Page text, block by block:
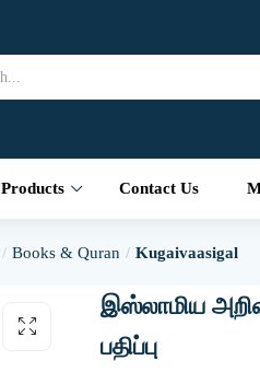
Products Contact Us
Books & Quran Kugaivaasigal
இஸ்லாமிய
பதிப்பு